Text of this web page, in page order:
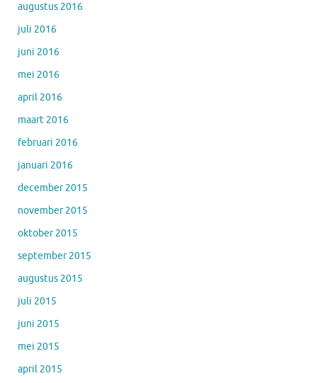
augustus 2016
juli 2016
juni 2016
mei 2016
april 2016
maart 2016
februari 2016
januari 2016
december 2015
november 2015
oktober 2015
september 2015
augustus 2015
juli 2015
juni 2015
mei 2015
april 2015